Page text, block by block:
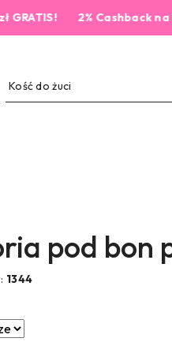
2% Cashback na każde
pod bon
1344